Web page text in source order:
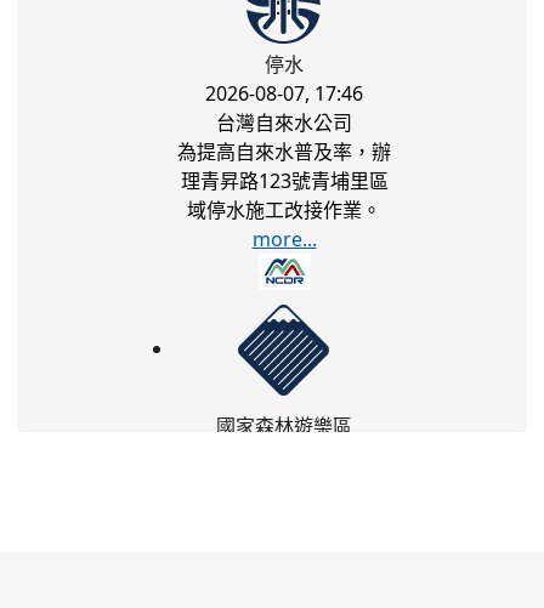
停水
2026-08-07, 17:46
台灣自來水公司
為提高自來水普及率，辦
理青昇路123號青埔里區
域停水施工改接作業。
more...
國家森林遊樂區